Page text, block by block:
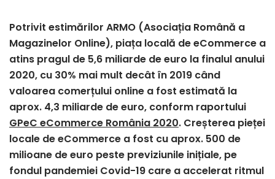
Potrivit estimărilor ARMO (Asociația Română a
Magazinelor Online), piața locală de eCommerce a
atins pragul de 5,6 miliarde de euro la finalul anului
2020, cu 30% mai mult decât în 2019 când
valoarea comerțului online a fost estimată la
aprox. 4,3 miliarde de euro, conform raportului
GPeC eCommerce România 2020. Creșterea pieței
locale de eCommerce a fost cu aprox. 500 de
milioane de euro peste previziunile inițiale, pe
fondul pandemiei Covid-19 care a accelerat ritmul